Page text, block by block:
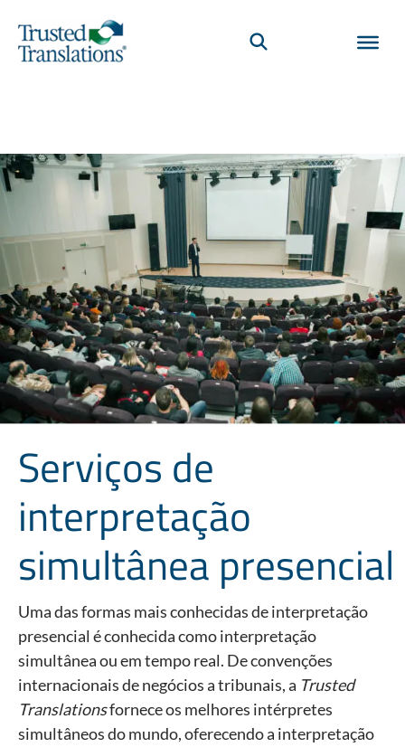
Serviços de
interpretação
simultânea presencial
Uma das formas mais conhecidas de interpretação
presencial é conhecida como interpretação
simultânea ou em tempo real. De convenções
internacionais de negócios a tribunais, a Trusted
Translationsfornece os melhores intérpretes
simultâneos do mundo, oferecendo a interpretação